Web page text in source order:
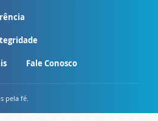
Fale Conosco
pela fé.